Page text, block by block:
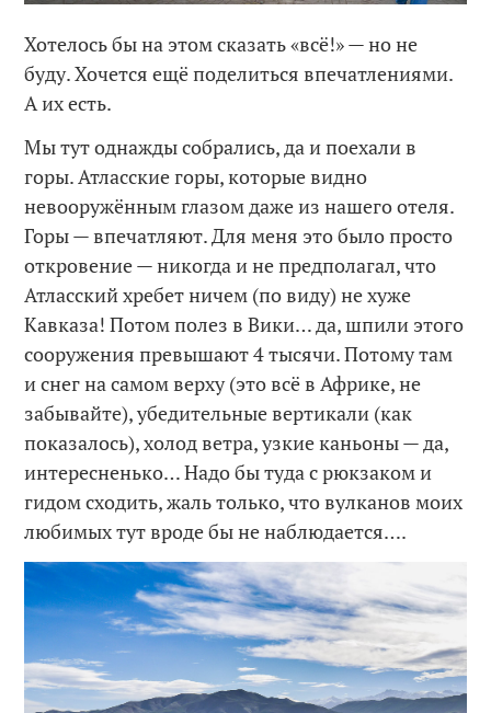
Хотелось бы на этом сказать «всё!» — но не
буду. Хочется ещё поделиться впечатлениями.
А их есть.
Мы тут однажды собрались, да и поехали в
горы. Атласские горы, которые видно
невооружённым глазом даже из нашего отеля.
Горы — впечатляют. Для меня это было просто
откровение — никогда и не предполагал, что
Атласский хребет ничем (по виду) не хуже
Кавказа! Потом полез в Вики… да, шпили этого
сооружения превышают 4 тысячи. Потому там
и снег на самом верху (это всё в Африке, не
забывайте), убедительные вертикали (как
показалось), холод ветра, узкие каньоны — да,
интересненько… Надо бы туда с рюкзаком и
гидом сходить, жаль только, что вулканов моих
любимых тут вроде бы не наблюдается….